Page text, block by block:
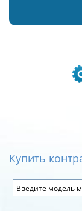
Купить